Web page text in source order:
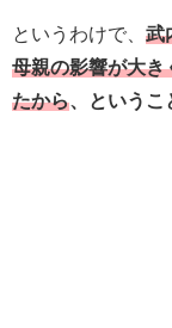
というわけで、 武
母親の影響が大き
たから、というこ